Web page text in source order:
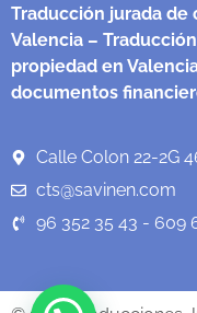
Traducción jurada
Valencia –
propiedad en
documentos
Calle Colon 22-2G
cts@savinen.com
96 352 35 43 - 609